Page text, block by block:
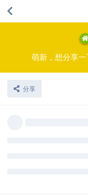
萌新，想分享
分享